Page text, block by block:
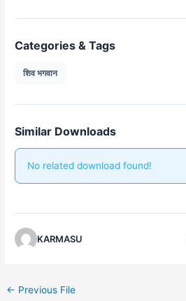
Categories & Tags
शिव भगवान
Similar Downloads
No related download found!
KARMASU
← Previous File